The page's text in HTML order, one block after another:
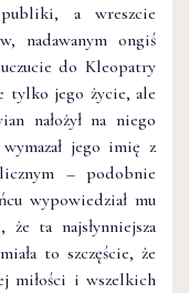
a wreszcie
nadawanym ongiś
do Kleopatry
tylko jego życie, ale
nałożył na niego
jego imię z
– podobnie
wypowiedział mu
że ta najsłynniejsza
to szczęście, że
miłości i wszelkich